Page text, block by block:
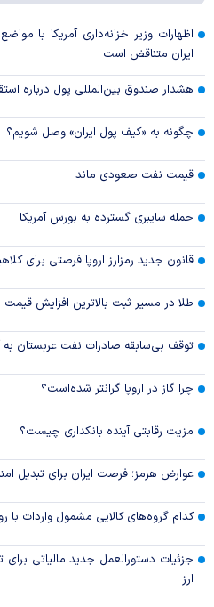
اظهارات وزیر خزانه‌داری آمریکا با
ایران متناقض است
هشدار صندوق بین‌المللی پول درباره
چگونه به «کیف پول ایران» وصل شویم؟
قیمت نفت صعودی ماند
حمله سایبری گسترده به بورس آمریکا
قانون جدید رمزارز اروپا فرصتی برای
طلا در مسیر ثبت بالاترین افزایش قیمت
توقف بی‌سابقه صادرات نفت عربستان به
چرا گاز در اروپا گرانتر شده‌است؟
مزیت رقابتی آینده بانکداری چیست؟
عوارض هرمز؛ فرصت ایران برای تبدیل
کدام گروه‌های کالایی مشمول واردات
جزئیات دستورالعمل جدید مالیاتی برای
ارز